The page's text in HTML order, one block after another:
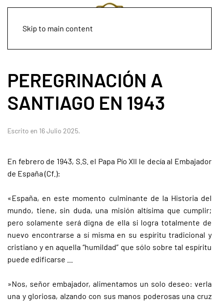
Skip to main content
PEREGRINACIÓN A
SANTIAGO EN 1943
Escrito en 16 Julio 2025.
En febrero de 1943, S.S. el Papa Pío XII le decía al Embajador
de España (Cf.):
«España, en este momento culminante de la Historia del
mundo, tiene, sin duda, una misión altísima que cumplir;
pero solamente será digna de ella si logra totalmente de
nuevo encontrarse a sí misma en su espíritu tradicional y
cristiano y en aquella “humildad” que sólo sobre tal espíritu
puede edificarse ...
»Nos, señor embajador, alimentamos un solo deseo: verla
una y gloriosa, alzando con sus manos poderosas una cruz